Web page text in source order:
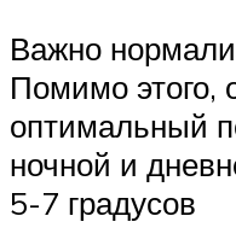
Важно
Помимо этого,
оптимальный
ночной и
5-7 градусов